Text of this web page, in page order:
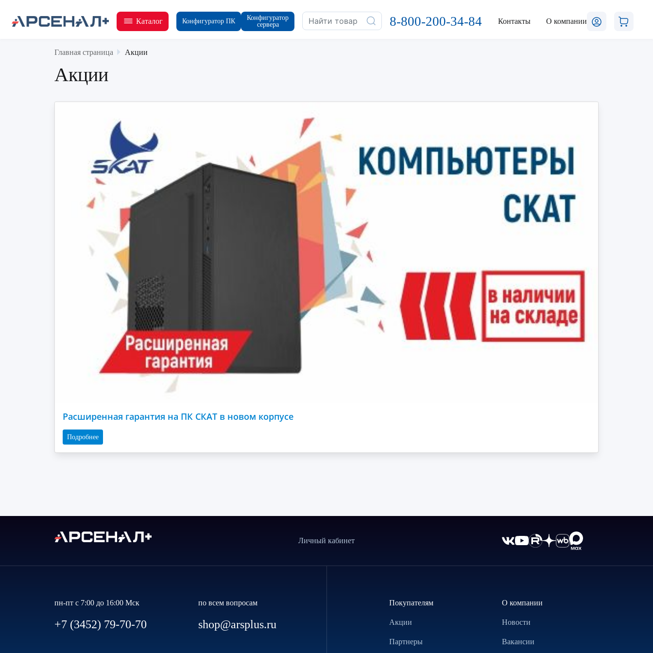
Каталог Конфигуратор ПК
Конфигуратор
сервера
8-800-200-34-84 Контакты О компании
Главная страница Акции
Акции
Расширенная гарантия на ПК СКАТ в новом корпусе
Подробнее
Личный кабинет
пн-пт с 7:00 до 16:00 Мск
+7 (3452) 79-70-70
по всем вопросам
shop@arsplus.ru
Покупателям
Акции
Партнеры
О компании
Новости
Вакансии